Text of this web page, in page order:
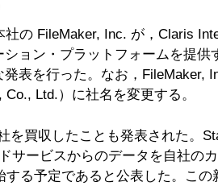
の FileMaker, Inc. が，Claris
ョン・プラットフォームを提
表を行った。なお，
Ltd.）に社名を変更する。
を買収したことも発表された。
サービスからのデータを自社
る予定であると公表した。こ